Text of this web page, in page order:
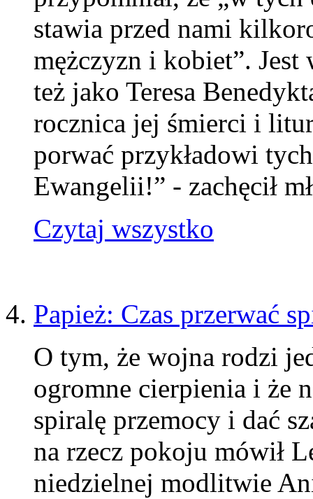
stawia przed nami
mężczyzn i kobiet”. Jest
też jako Teresa
rocznica jej śmierci i
porwać przykładowi
Ewangelii!” - zachęcił
Czytaj wszystko
Papież: Czas przerwać
O tym, że wojna rodzi
ogromne cierpienia i że
spiralę przemocy i dać
na rzecz pokoju mówił
niedzielnej modlitwie